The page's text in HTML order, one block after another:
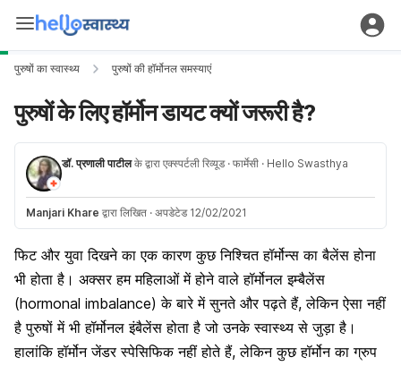
पुरुषों का स्वास्थ्य पुरुषों की हॉर्मोनल समस्याएं
पुरुषों के लिए हॉर्मोन डायट क्यों जरूरी है?
डॉ. प्रणाली पाटीलके द्वारा एक्स्पर्टली रिव्यूड · फार्मेसी · Hello Swasthya
Manjari Khare द्वारा लिखित · अपडेटेड 12/02/2021
फिट और युवा दिखने का एक कारण कुछ निश्चित हॉर्मोन्स का बैलेंस होना
भी होता है। अक्सर हम महिलाओं में होने वाले हॉर्मोनल इम्बैलेंस
(hormonal imbalance) के बारे में सुनते और पढ़ते हैं, लेकिन ऐसा नहीं
है पुरुषों में भी हॉर्मोनल इंबैलेंस होता है जो उनके स्वास्थ्य से जुड़ा है।
हालांकि हॉर्मोन जेंडर स्पेसिफिक नहीं होते हैं, लेकिन कुछ हॉर्मोन का ग्रुप